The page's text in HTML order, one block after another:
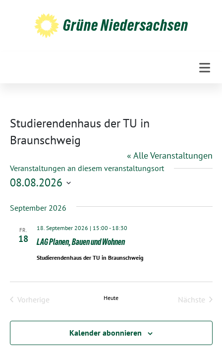
Grüne Niedersachsen
Studierendenhaus der TU in
Braunschweig
« Alle Veranstaltungen
Veranstaltungen an diesem veranstaltungsort
08.08.2026
wählen.
September 2026
FR.
18
18. September 2026 | 15:00 - 18:30
LAG Planen, Bauen und Wohnen
Studierendenhaus der TU in Braunschweig
Vorherige
Heute
Nächste
Kalender abonnieren